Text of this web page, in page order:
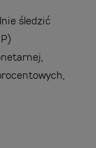
śledzić